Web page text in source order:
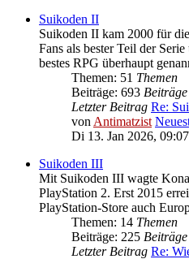
Suikoden II
Suikoden II kam 2000 für
Fans als bester Teil der
bestes RPG überhaupt
Themen: 51 Themen
Beiträge: 693 Beiträge
Letzter Beitrag Re:
vonAntimatzist
Di 13. Jan 2026, 09:07
Suikoden III
Mit Suikoden III wagte
PlayStation 2. Erst 2015
PlayStation-Store auch
Themen: 14 Themen
Beiträge: 225 Beiträge
Letzter Beitrag Re: